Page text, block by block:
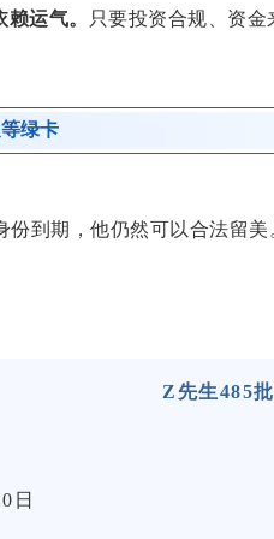
运气。 只要投资合规、资
绿卡
份到期，他仍然可以合法留
Z先生485
日